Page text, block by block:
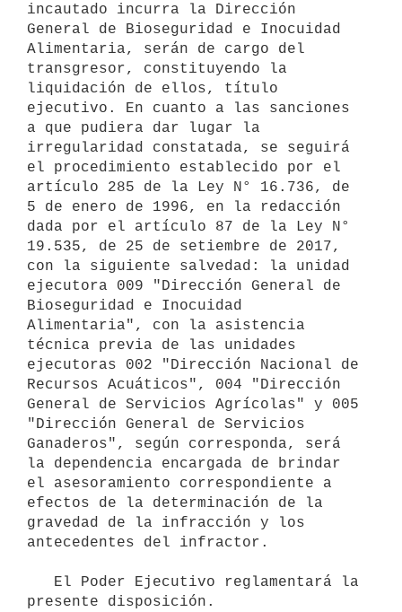
incautado incurra la Dirección
General de Bioseguridad e Inocuidad
Alimentaria, serán de cargo del
transgresor, constituyendo la
liquidación de ellos, título
ejecutivo. En cuanto a las sanciones
a que pudiera dar lugar la
irregularidad constatada, se seguirá
el procedimiento establecido por el
artículo 285 de la Ley N° 16.736, de
5 de enero de 1996, en la redacción
dada por el artículo 87 de la Ley N°
19.535, de 25 de setiembre de 2017,
con la siguiente salvedad: la unidad
ejecutora 009 "Dirección General de
Bioseguridad e Inocuidad
Alimentaria", con la asistencia
técnica previa de las unidades
ejecutoras 002 "Dirección Nacional de
Recursos Acuáticos", 004 "Dirección
General de Servicios Agrícolas" y 005
"Dirección General de Servicios
Ganaderos", según corresponda, será
la dependencia encargada de brindar
el asesoramiento correspondiente a
efectos de la determinación de la
gravedad de la infracción y los
antecedentes del infractor.